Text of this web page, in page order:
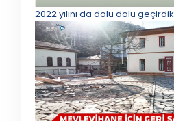
2022 yılını da dolu dolu geçirdik